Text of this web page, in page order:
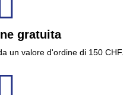
gratuita
un valore d'ordine di 150 CHF.